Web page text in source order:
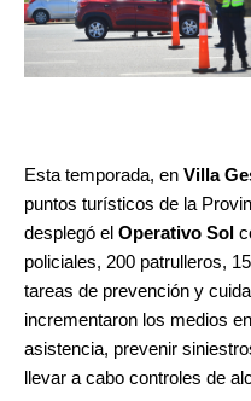
Esta temporada, en Villa
puntos turísticos de la
desplegó el Operativo Sol
policiales, 200 patrulleros,
tareas de prevención y
incrementaron los medios
asistencia, prevenir
llevar a cabo controles de